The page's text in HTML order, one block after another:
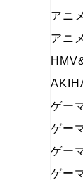
アニ
アニ
ゲー
ゲー
ゲー
ゲー